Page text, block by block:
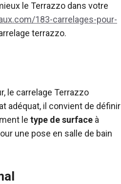
le Terrazzo dans votre
183-carrelages-pour-
terrazzo.
le carrelage Terrazzo
adéquat, il convient de définir
le type de surface à
une pose en salle de bain